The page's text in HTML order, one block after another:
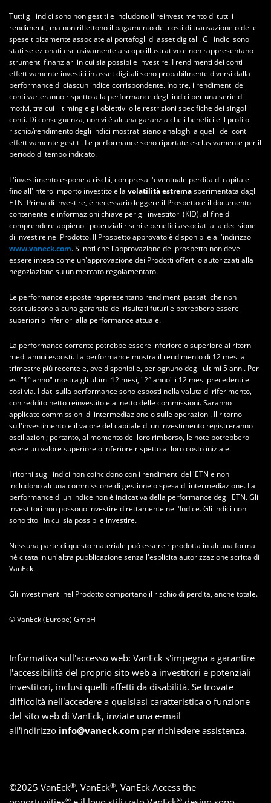
Tutti gli indici sono non gestiti e includono il reinvestimento di tutti i
rendimenti, ma non riflettono il pagamento dei costi di transazione o delle
spese tipicamente associate ai portafogli di asset digitali. Gli indici sono
stati selezionati esclusivamente a scopo illustrativo e non rappresentano
strumenti finanziari in cui sia possibile investire. I rendimenti dei conti
effettivamente investiti in asset digitali sono probabilmente diversi dalla
performance di ciascun indice corrispondente. Inoltre, i rendimenti dei
conti varieranno rispetto alla performance degli indici per una serie di
motivi, tra cui il timing e gli obiettivi o le restrizioni specifiche dei singoli
conti. Di conseguenza, non vi è alcuna garanzia che i benefici e il profilo
rischio/rendimento degli indici mostrati siano analoghi a quelli dei conti
effettivamente gestiti. Le performance sono riportate esclusivamente per il
periodo di tempo indicato.
L'investimento espone a rischi, compresa l'eventuale perdita di capitale
fino all'intero importo investito e la volatilità estremasperimentata dagli
ETN. Prima di investire, è necessario leggere il Prospetto e il documento
contenente le informazioni chiave per gli investitori (KID). al fine di
comprendere appieno i potenziali rischi e benefici associati alla decisione
di investire nel Prodotto. Il Prospetto approvato è disponibile all'indirizzo
www.vaneck.com. Si noti che l'approvazione del prospetto non deve
essere intesa come un'approvazione dei Prodotti offerti o autorizzati alla
negoziazione su un mercato regolamentato.
Le performance esposte rappresentano rendimenti passati che non
costituiscono alcuna garanzia dei risultati futuri e potrebbero essere
superiori o inferiori alla performance attuale.
La performance corrente potrebbe essere inferiore o superiore ai ritorni
medi annui esposti. La performance mostra il rendimento di 12 mesi al
trimestre più recente e, ove disponibile, per ognuno degli ultimi 5 anni. Per
es. "1° anno" mostra gli ultimi 12 mesi, "2° anno" i 12 mesi precedenti e
così via. I dati sulla performance sono esposti nella valuta di riferimento,
con reddito netto reinvestito e al netto delle commissioni. Saranno
applicate commissioni di intermediazione o sulle operazioni. Il ritorno
sull'investimento e il valore del capitale di un investimento registreranno
oscillazioni; pertanto, al momento del loro rimborso, le note potrebbero
avere un valore superiore o inferiore rispetto al loro costo iniziale.
I ritorni sugli indici non coincidono con i rendimenti dell'ETN e non
includono alcuna commissione di gestione o spesa di intermediazione. La
performance di un indice non è indicativa della performance degli ETN. Gli
investitori non possono investire direttamente nell'Indice. Gli indici non
sono titoli in cui sia possibile investire.
Nessuna parte di questo materiale può essere riprodotta in alcuna forma
né citata in un'altra pubblicazione senza l'esplicita autorizzazione scritta di
VanEck.
Gli investimenti nel Prodotto comportano il rischio di perdita, anche totale.
© VanEck (Europe) GmbH
Informativa sull'accesso web: VanEck s'impegna a garantire
l'accessibilità del proprio sito web a investitori e potenziali
investitori, inclusi quelli affetti da disabilità. Se trovate
difficoltà nell'accedere a qualsiasi caratteristica o funzione
del sito web di VanEck, inviate una e-mail
all'indirizzo info@vaneck.com per richiedere assistenza.
©2025 VanEck®, VanEck®, VanEck Access the
® ®